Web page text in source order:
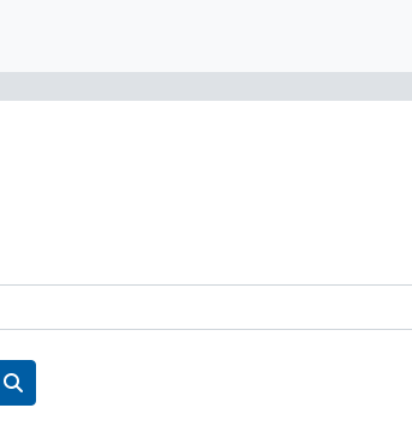
Rechercher des cours